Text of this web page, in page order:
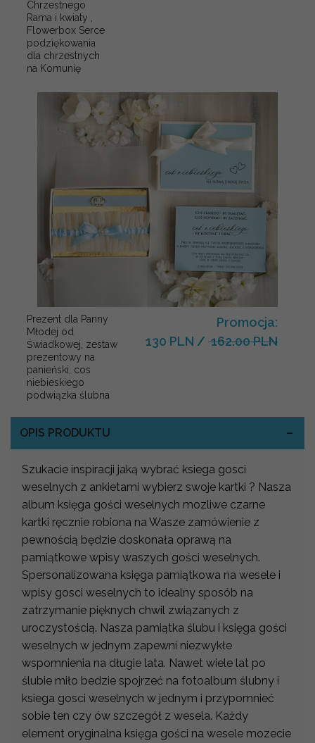
Chrzestnego
Rama i kwiaty ,
Flowerbox Serce
podziękowania
dla chrzestnych
na Komunię
Prezent dla Panny
Młodej od
Świadkowej, zestaw
prezentowy na
panieński, cos
niebieskiego
podwiązka ślubna
Promocja:
130 PLN / 162.00 PLN
OPIS PRODUKTU
Szukacie inspiracji jaką wybrać ksiega gosci
weselnych z ankietami wybierz swoje kartki ? Nasza
album księga gości weselnych mozliwe czarne
kartki ręcznie robiona na Wasze zamówienie z
pewnością będzie doskonała oprawą na
pamiątkowe wpisy waszych gości weselnych.
Spersonalizowana księga pamiątkowa na wesele i
wpisy gosci weselnych to idealny sposób na
zatrzymanie pięknych chwil związanych z
uroczystością. Nasza pamiątka ślubu i księga gości
weselnych w jednym zapewni niezwykłe
wspomnienia na długie lata. Nawet wiele lat po
ślubie miło bedzie spojrzeć na fotoalbum ślubny i
ksiega gosci weselnych w jednym i przypomnieć
sobie ten czy ów szczegół z wesela. Każdy
element oryginalna księga gości na wesele mozecie